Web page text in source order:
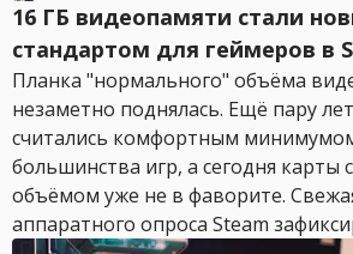
16 ГБ видеопамяти стали
стандартом для геймеров в
Планка "нормального" объёма
незаметно поднялась. Ещё пару
считались комфортным
большинства игр, а сегодня карты
объёмом уже не в фаворите.
аппаратного опроса Steam